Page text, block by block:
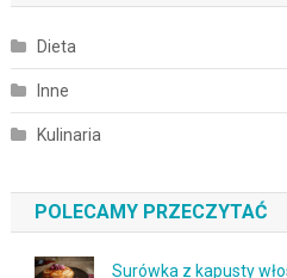
Dieta
Inne
Kulinaria
POLECAMY PRZECZYTAĆ
Surówka z kapusty